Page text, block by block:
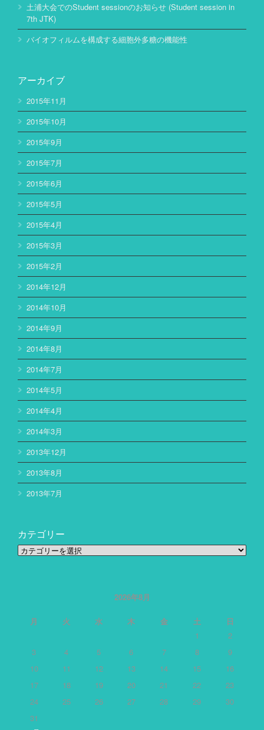
土浦大会でのStudent sessionのお知らせ (Student session in
7th JTK)
バイオフィルムを構成する細胞外多糖の機能性
アーカイブ
2015年11月
2015年10月
2015年9月
2015年7月
2015年6月
2015年5月
2015年4月
2015年3月
2015年2月
2014年12月
2014年10月
2014年9月
2014年8月
2014年7月
2014年5月
2014年4月
2014年3月
2013年12月
2013年8月
2013年7月
カテゴリー
カ
2026年8月
月 火 水 木 金 土
日
1
2
3
4 5 6 7 8
9
10
11 12 13 14 15
16
17
18 19 20 21 22
23
24
25 26 27 28 29
30
31